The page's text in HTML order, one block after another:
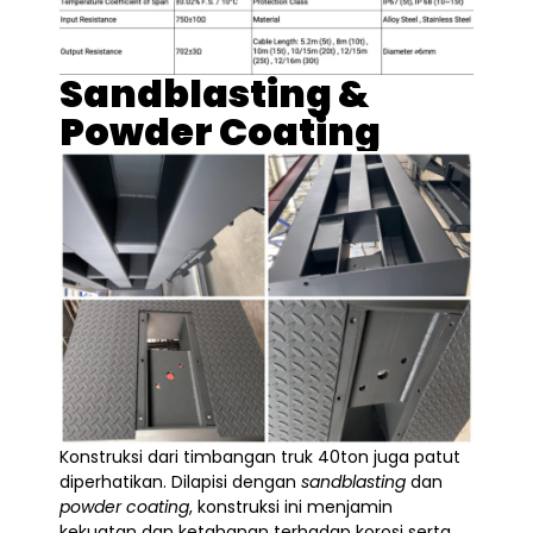
Sandblasting &
Powder Coating
Konstruksi dari timbangan truk 40ton juga patut
diperhatikan. Dilapisi dengan sandblasting dan
powder coating, konstruksi ini menjamin